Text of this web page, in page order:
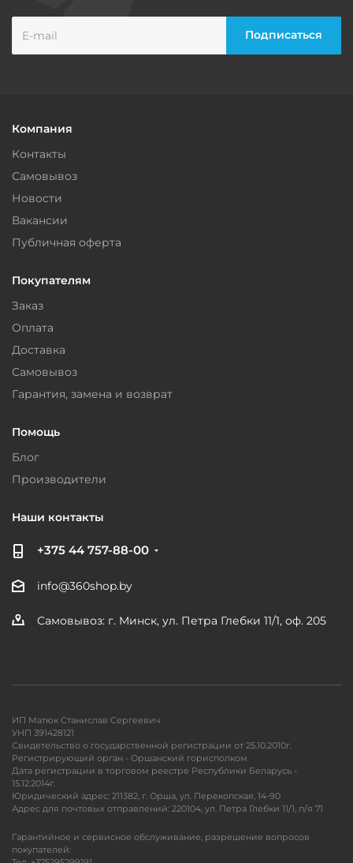
Компания
Контакты
Самовывоз
Новости
Вакансии
Публичная оферта
Покупателям
Заказ
Оплата
Доставка
Самовывоз
Гарантия, замена и возврат
Помощь
Блог
Производители
Наши контакты
+375 44 757-88-00
info@360shop.by
Самовывоз: г. Минск, ул. Петра Глебки 11/1, оф. 205
ИП Матюк Станислав Сергеевич
УНП 391428121
Свидетельство о государственной регистрации от 25.10.2010г.
Регистрирующий орган - Оршанский горисполком
Дата регистрации в торговом реестре Республики Беларусь -
15.12.2014г.
Юридический адрес: 211382, г. Орша, ул. Перекопская, 14-90
Адрес для почтовых отправлений: 220104, ул. Петра Глебки 11/1, п/я 71
Гарантийное и сервисное обслуживание, разрешение вопросов
покупателей: